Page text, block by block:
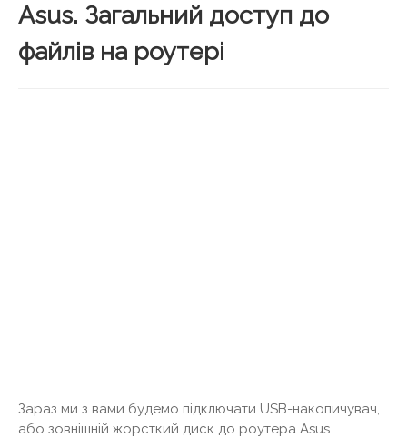
Asus. Загальний доступ до
файлів на роутері
Зараз ми з вами будемо підключати USB-накопичувач,
або зовнішній жорсткий диск до роутера Asus.